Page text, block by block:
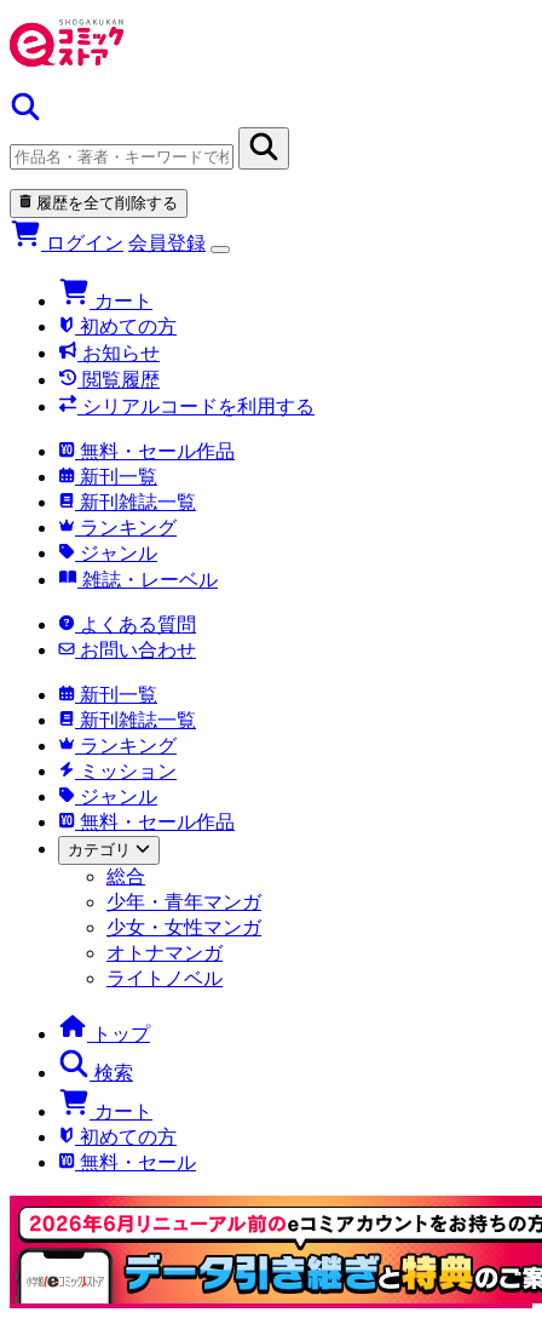
履歴を全て削除する
ログイン 会員登録
カート
初めての方
お知らせ
閲覧履歴
シリアルコードを利用する
無料・セール作品
新刊一覧
新刊雑誌一覧
ランキング
ジャンル
雑誌・レーベル
よくある質問
お問い合わせ
新刊一覧
新刊雑誌一覧
ランキング
ミッション
ジャンル
無料・セール作品
カテゴリ
総合
少年・青年マンガ
少女・女性マンガ
オトナマンガ
ライトノベル
トップ
検索
カート
初めての方
無料・セール